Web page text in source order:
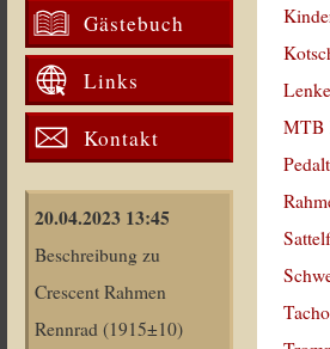
Gästebuch
Links
Kontakt
20.04.2023 13:45
Beschreibung zu
Crescent Rahmen
Rennrad (1915±10)
MTB